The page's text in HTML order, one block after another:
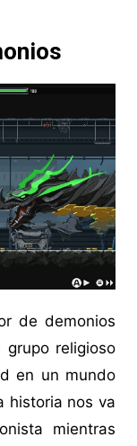
de demonios
religioso
en un mundo
historia nos va
mientras